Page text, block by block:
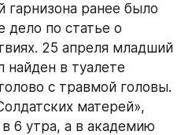
гарнизона ранее было
дело по статье о
25 апреля младший
найден в туалете
с травмой головы.
матерей»,
6 утра, а в академию